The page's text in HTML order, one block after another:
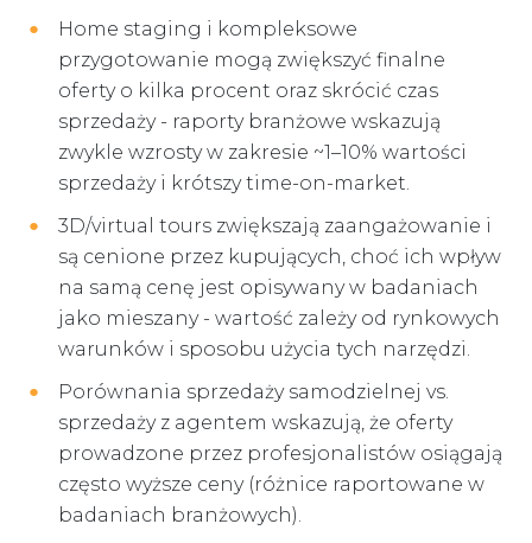
Home staging i kompleksowe
przygotowanie mogą zwiększyć finalne
oferty o kilka procent oraz skrócić czas
sprzedaży - raporty branżowe wskazują
zwykle wzrosty w zakresie ~1–10% wartości
sprzedaży i krótszy time-on-market.
3D/virtual tours zwiększają zaangażowanie i
są cenione przez kupujących, choć ich wpływ
na samą cenę jest opisywany w badaniach
jako mieszany - wartość zależy od rynkowych
warunków i sposobu użycia tych narzędzi.
Porównania sprzedaży samodzielnej vs.
sprzedaży z agentem wskazują, że oferty
prowadzone przez profesjonalistów osiągają
często wyższe ceny (różnice raportowane w
badaniach branżowych).